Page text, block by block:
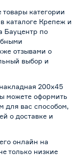
категории
каталоге Крепеж и
Бауцентр по
отзывами о
выбор и
200х45
можете оформить
для вас способом,
о доставке и
онлайн на
только низкие